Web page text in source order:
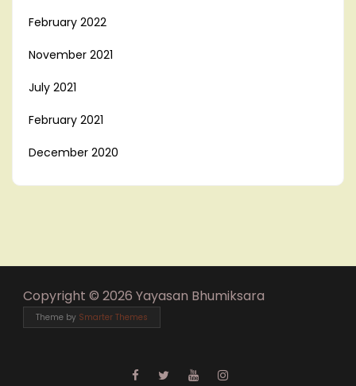
February 2022
November 2021
July 2021
February 2021
December 2020
Copyright © 2026 Yayasan Bhumiksara
Theme by Smarter Themes